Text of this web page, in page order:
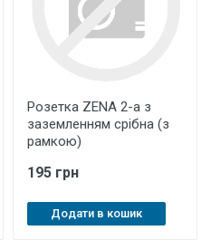
Розетка ZENA 2-а з
заземленням срібна (з
рамкою)
195 грн
Додати в кошик